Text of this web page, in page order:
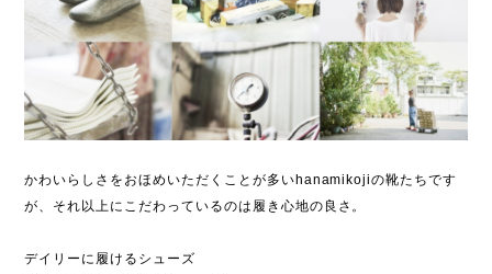
かわいらしさをおほめいただくことが多いhanamikojiの靴たちです
が、それ以上にこだわっているのは履き心地の良さ。
デイリーに履けるシューズ